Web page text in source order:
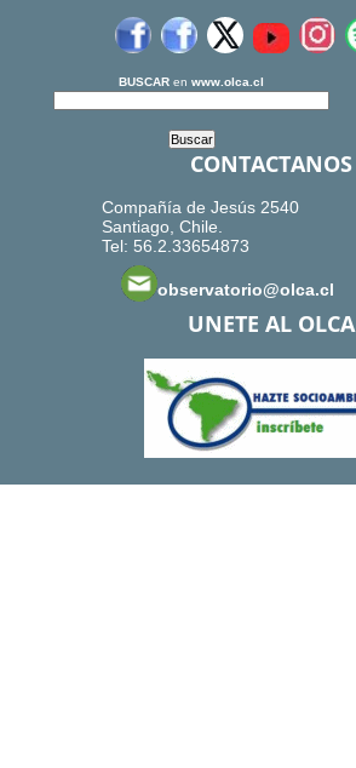
BUSCAR en www.olca.cl
CONTACTANOS
Compañía de Jesús 2540
Santiago, Chile.
Tel: 56.2.33654873
observatorio@olca.cl
UNETE AL OLCA